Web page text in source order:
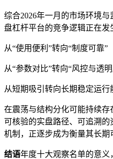
综合2026年一月的市场环境
盘杠杆平台的竞争逻辑正在发
从“使用便利”转向“制度可靠”
从“参数对比”转向“风控与透
从短期吸引转向长期稳定运行
在震荡与结构分化可能持续
可核验的实盘路径、可追溯
机制，正逐步成为衡量其长期
结语年度十大观察名单的意